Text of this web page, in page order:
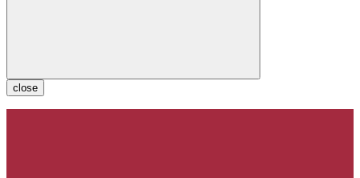
close